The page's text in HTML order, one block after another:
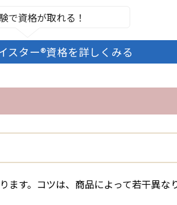
で資格が取れる！
スター®資格を詳しくみる
す。コツは、商品によって若干異な